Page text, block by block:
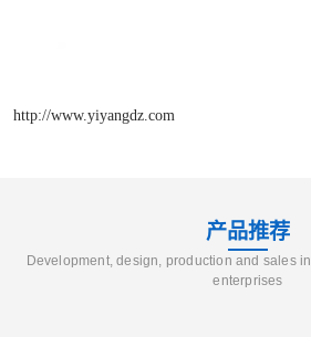
http://www.yiyangdz.com
产品推荐
Development, design, production and sales
enterprises